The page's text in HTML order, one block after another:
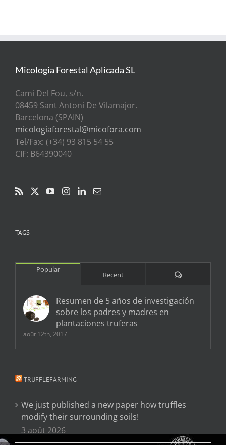
Micologia Forestal Aplicada SL
Cami Del Fou, s/n.
08459 Sant Antoni De Vilamajor.
Barcelona (SPAIN)
micologiaforestal@micofora.com
Tel/Fax: (+34) 93 815 54 55
CIF: B64390040
TAGS
Popular
Recent Comments
Resumen de 5 años de investigación
sobre los padres y madres en
plantaciones truferas
août 12th, 2017
TRUFFLEFARMING
We just published a new paper how truffles
modify their surrounding soils!
3 août 2026